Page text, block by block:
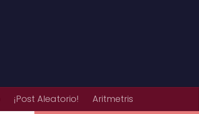
¡Post Aleatorio! Aritmetris